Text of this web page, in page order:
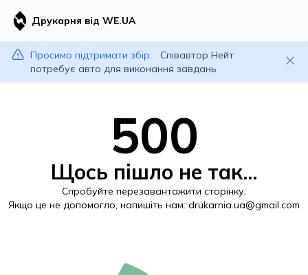
Друкарня від WE.UA
Просимо підтримати збір:
Співавтор Нейт
потребує авто для виконання завдань
500
Щось пішло не так...
Спробуйте перезавантажити сторінку.
Якщо це не допомогло, напишіть нам: drukarnia.ua@gmail.com